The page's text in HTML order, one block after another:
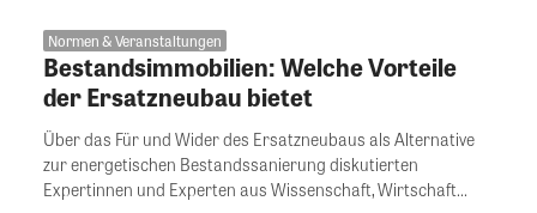
Normen & Veranstaltungen
Bestandsimmobilien: Welche Vorteile
der Ersatzneubau bietet
Über das Für und Wider des Ersatzneubaus als Alternative
zur energetischen Bestandssanierung diskutierten
Expertinnen und Experten aus Wissenschaft, Wirtschaft...